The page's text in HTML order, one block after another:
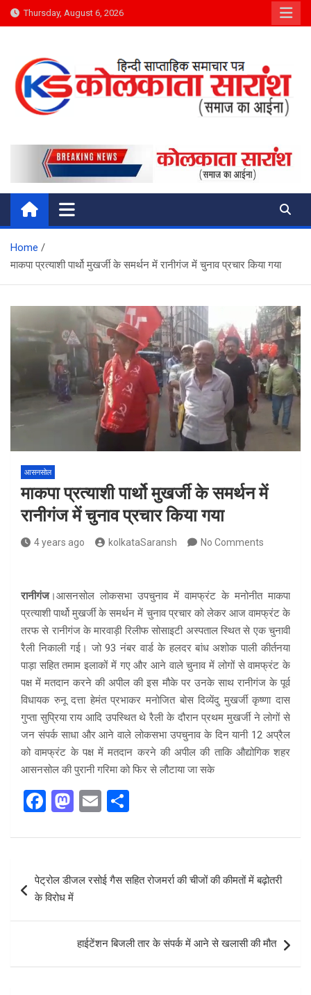
Skip
to
Thursday, August 6, 2026
Kolkata Saransh News
समाज का आईना
Home
माकपा प्रत्याशी पार्थो मुखर्जी के समर्थन में रानीगंज में चुनाव प्रचार किया गया
आसनसोल
माकपा प्रत्याशी पार्थो मुखर्जी के समर्थन में
रानीगंज में चुनाव प्रचार किया गया
4 years ago kolkataSaransh No Comments
रानीगंज।आसनसोल लोकसभा उपचुनाव में वामफ्रंट के मनोनीत माकपा
प्रत्याशी पार्थो मुखर्जी के समर्थन में चुनाव प्रचार को लेकर आज वामफ्रंट के
तरफ से रानीगंज के मारवाड़ी रिलीफ सोसाइटी अस्पताल स्थित से एक चुनावी
रैली निकाली गई। जो 93 नंबर वार्ड के हलदर बांध अशोक पाली कीर्तनया
पाड़ा सहित तमाम इलाकों में गए और आने वाले चुनाव में लोगों से वामफ्रंट के
पक्ष में मतदान करने की अपील की इस मौके पर उनके साथ रानीगंज के पूर्व
विधायक रुनू दत्ता हेमंत प्रभाकर मनोजित बोस दिव्येंदु मुखर्जी कृष्णा दास
गुप्ता सुप्रिया राय आदि उपस्थित थे रैली के दौरान प्रथम मुखर्जी ने लोगों से
जन संपर्क साधा और आने वाले लोकसभा उपचुनाव के दिन यानी 12 अप्रैल
को वामफ्रंट के पक्ष में मतदान करने की अपील की ताकि औद्योगिक शहर
आसनसोल की पुरानी गरिमा को फिर से लौटाया जा सके
F
ce
b
o
M
st
d
n
E
ail ar
e
navigation
पेट्रोल डीजल रसोई गैस सहित रोजमर्रा की चीजों की कीमतों में बढ़ोतरी
के विरोध में
हाईटेंशन बिजली तार के संपर्क में आने से खलासी की मौत